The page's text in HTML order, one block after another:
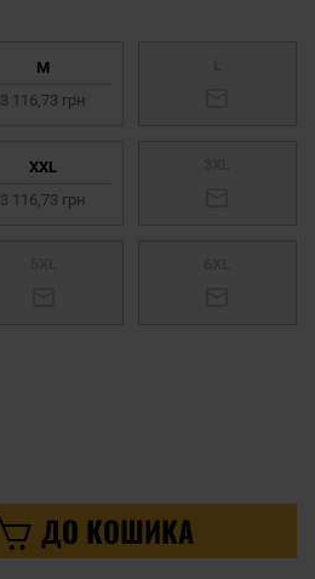
M
3 116,73 грн
XXL
3 116,73 грн
ДО КОШИКА